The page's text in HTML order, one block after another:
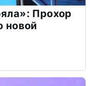
Прохор
новой